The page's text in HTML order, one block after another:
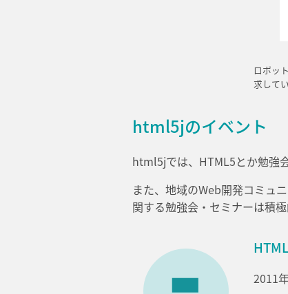
ロボッ
求して
html5jのイベント
html5jでは、HTML5とか勉強
また、地域のWeb開発コミュ
関する勉強会・セミナーは積
2011